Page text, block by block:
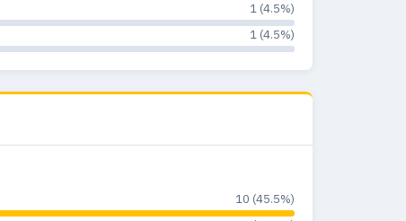
1 (4.5%)
1 (4.5%)
10 (45.5%)